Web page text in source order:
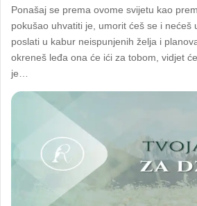
Ponašaj se prema ovome svijetu kao
pokušao uhvatiti je, umorit ćeš se i nećeš
poslati u kabur neispunjenih želja i
okreneš leđa ona će ići za tobom, vidjet
je…